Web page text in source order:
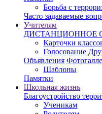
Борьба с
Часто задаваемые
Учителям
ДИСТАНЦИОННОЕ
Карточки
Голосование
Объявления
Шаблоны
Памятки
Школьная жизнь
Благоустройство
Ученикам